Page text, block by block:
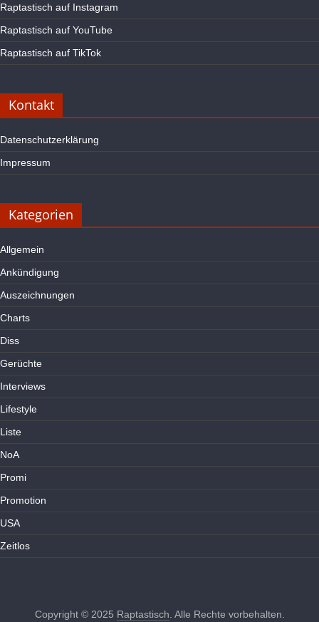
Raptastisch auf Instagram
Raptastisch auf YouTube
Raptastisch auf TikTok
Kontakt
Datenschutzerklärung
Impressum
Kategorien
Allgemein
Ankündigung
Auszeichnungen
Charts
Diss
Gerüchte
Interviews
Lifestyle
Liste
NoA
Promi
Promotion
USA
Zeitlos
Copyright © 2025 Raptastisch . Alle Rechte vorbehalten.